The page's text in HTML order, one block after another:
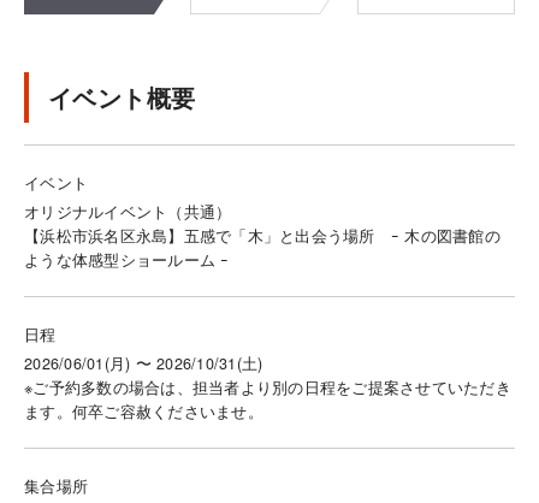
イベント概要
イベント
オリジナルイベント（共通）
【浜松市浜名区永島】五感で「木」と出会う場所 ｰ 木の図書館の
ような体感型ショールーム ｰ
日程
2026/06/01(月) 〜 2026/10/31(土)
※ご予約多数の場合は、担当者より別の日程をご提案させていただき
ます。何卒ご容赦くださいませ。
集合場所